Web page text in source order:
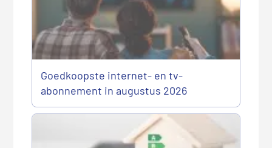
Goedkoopste internet- en tv-
abonnement in augustus 2026